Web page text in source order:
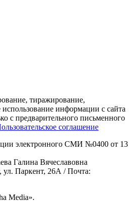
тиражирование,
информации с сайта
с предварительного письменного
соглашение
электронного СМИ №0400 от 13
Галина Вячеславовна
ул. Паркент, 26А / Почта:
Media».